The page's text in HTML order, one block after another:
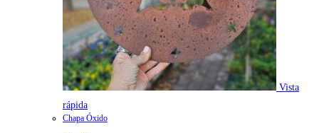
Vista
rápida
Chapa Óxido